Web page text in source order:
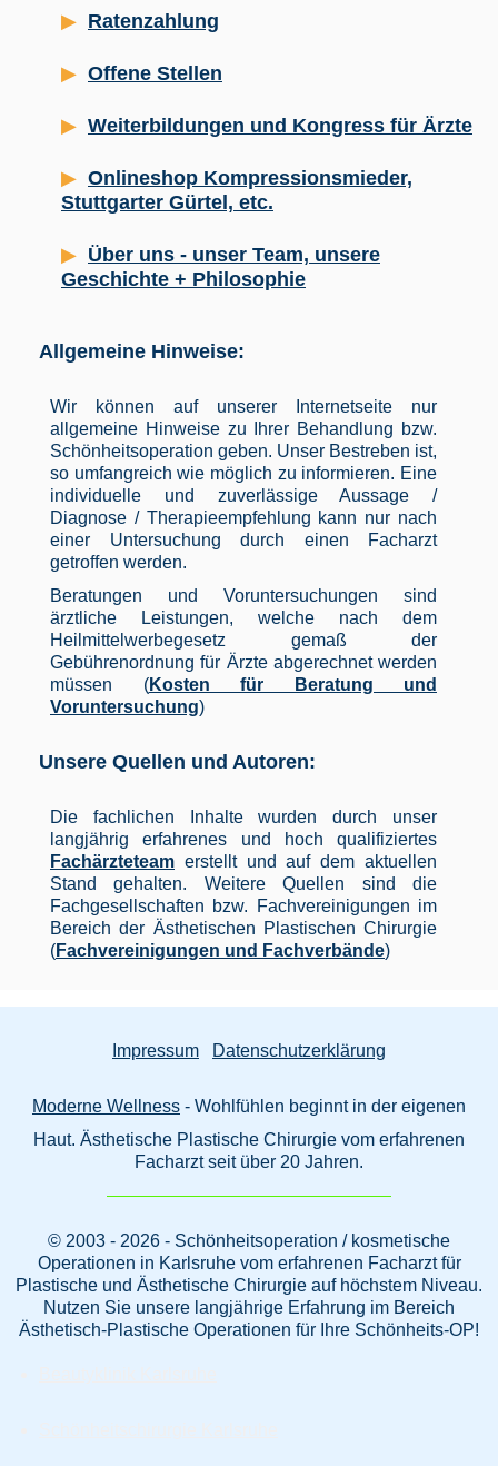
Ratenzahlung
Offene Stellen
Weiterbildungen und Kongress für Ärzte
Onlineshop Kompressionsmieder,
Stuttgarter Gürtel, etc.
Über uns - unser Team, unsere
Geschichte + Philosophie
Allgemeine Hinweise:
Wir können auf unserer Internetseite nur
allgemeine Hinweise zu Ihrer Behandlung bzw.
Schönheitsoperation geben. Unser Bestreben ist,
so umfangreich wie möglich zu informieren. Eine
individuelle und zuverlässige Aussage /
Diagnose / Therapieempfehlung kann nur nach
einer Untersuchung durch einen Facharzt
getroffen werden.
Beratungen und Voruntersuchungen sind
ärztliche Leistungen, welche nach dem
Heilmittelwerbegesetz gemaß der
Gebührenordnung für Ärzte abgerechnet werden
müssen (Kosten für Beratung und
Voruntersuchung)
Unsere Quellen und Autoren:
Die fachlichen Inhalte wurden durch unser
langjährig erfahrenes und hoch qualifiziertes
Fachärzteteam erstellt und auf dem aktuellen
Stand gehalten. Weitere Quellen sind die
Fachgesellschaften bzw. Fachvereinigungen im
Bereich der Ästhetischen Plastischen Chirurgie
(Fachvereinigungen und Fachverbände)
Impressum Datenschutzerklärung
Moderne Wellness - Wohlfühlen beginnt in der eigenen
Haut. Ästhetische Plastische Chirurgie vom erfahrenen
Facharzt seit über 20 Jahren.
© 2003 - 2026 - Schönheitsoperation / kosmetische
Operationen in Karlsruhe vom erfahrenen Facharzt für
Plastische und Ästhetische Chirurgie auf höchstem Niveau.
Nutzen Sie unsere langjährige Erfahrung im Bereich
Ästhetisch-Plastische Operationen für Ihre Schönheits-OP!